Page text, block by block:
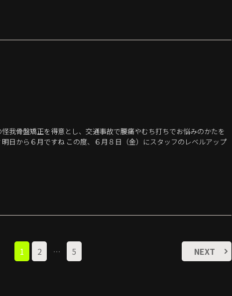
我骨盤矯正を得意とし、交通事故で腰痛やむち打ちでお悩みのかたを
日から６月ですね この度、６月８日（金）にスタッフのレベルアップ
1 2 … 5 NEXT